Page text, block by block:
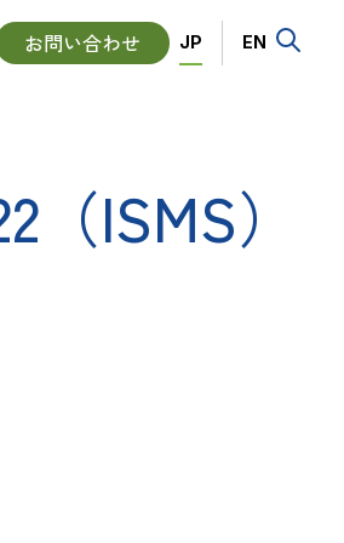
お問い合わせ Language
JP EN
ISMS）